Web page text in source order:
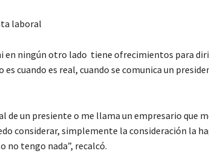
laboral
en ningún otro lado tiene ofrecimientos para
cuando es real, cuando se comunica un
de un presiente o me llama un empresario que
considerar, simplemente la consideración la
tengo nada”, recalcó.